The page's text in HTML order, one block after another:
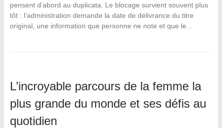
pensent d’abord au duplicata. Le blocage survient souvent plus
tôt : l’administration demande la date de délivrance du titre
original, une information que personne ne note et que le…
L’incroyable parcours de la femme la
plus grande du monde et ses défis au
quotidien